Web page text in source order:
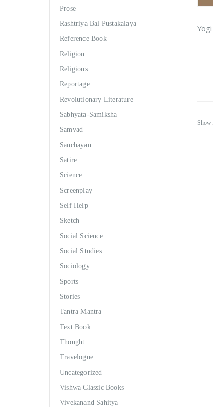
Show:
Prose
Rashtriya Bal Pustakalaya
Reference Book
Religion
Religious
Reportage
Revolutionary Literature
Sabhyata-Samiksha
Samvad
Sanchayan
Satire
Science
Screenplay
Self Help
Sketch
Social Science
Social Studies
Sociology
Sports
Stories
Tantra Mantra
Text Book
Thought
Travelogue
Uncategorized
Vishwa Classic Books
Vivekanand Sahitya